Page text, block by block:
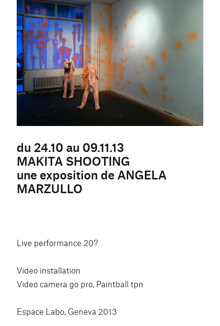
du 24.10 au 09.11.13
MAKITA SHOOTING
une exposition de ANGELA
MARZULLO
Live performance 20?
Video installation
Video camera go pro, Paintball tpn
Espace Labo, Geneva 2013